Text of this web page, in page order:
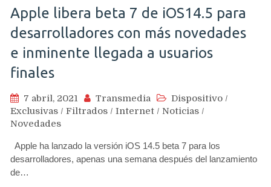
Apple libera beta 7 de iOS14.5 para
desarrolladores con más novedades
e inminente llegada a usuarios
finales
7 abril, 2021 Transmedia Dispositivo /
Exclusivas / Filtrados / Internet / Noticias /
Novedades
Apple ha lanzado la versión iOS 14.5 beta 7 para los
desarrolladores, apenas una semana después del lanzamiento
de…